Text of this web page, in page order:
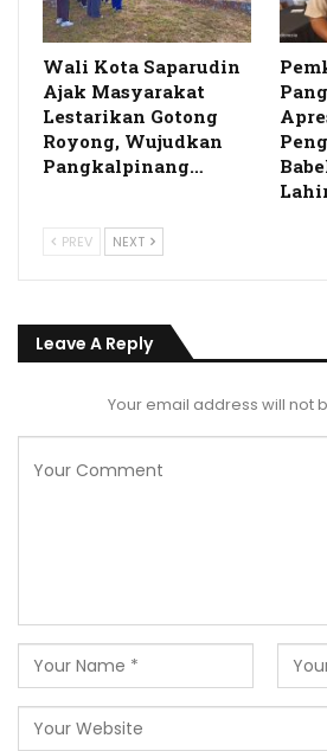
Wali Kota Saparudin
Ajak Masyarakat
Lestarikan Gotong
Royong, Wujudkan
Pangkalpinang…
PREV NEXT
Leave A Reply
Your email address will not